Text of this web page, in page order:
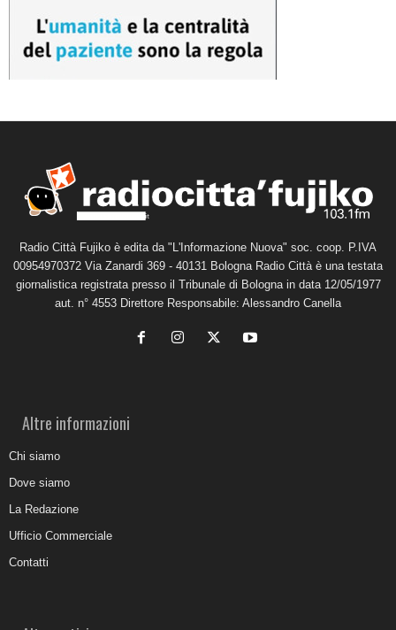
Radio Città Fujiko è edita da "L'Informazione Nuova" soc. coop. P.IVA
00954970372 Via Zanardi 369 - 40131 Bologna Radio Città è una testata
giornalistica registrata presso il Tribunale di Bologna in data 12/05/1977
aut. n° 4553 Direttore Responsabile: Alessandro Canella
Altre informazioni
Chi siamo
Dove siamo
La Redazione
Ufficio Commerciale
Contatti